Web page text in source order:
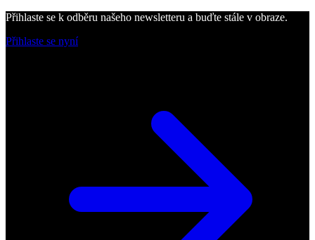
Přihlaste se k odběru našeho newsletteru a buďte stále v obraze.
Přihlaste se nyní